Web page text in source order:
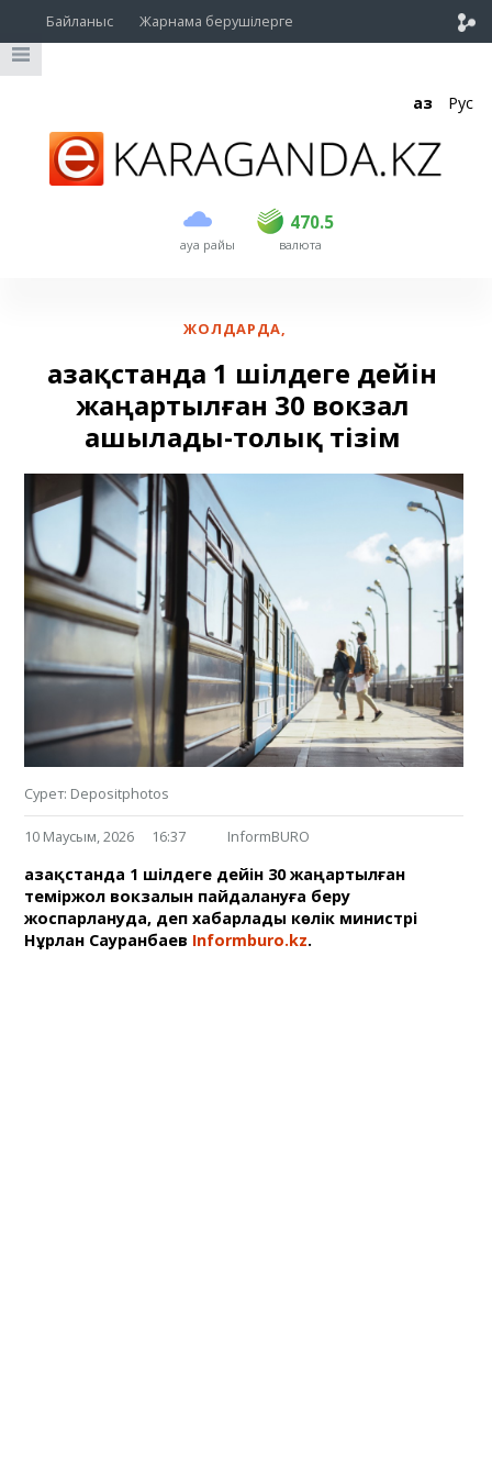
Байланыс Жарнама берушілерге
Қаз Рус
ауа райы
470.5
USD 468.5 470.5
EUR валюта
ЖОЛДАРДА,
Қазақстанда 1 шілдеге дейін
жаңартылған 30 вокзал
ашылады-толық тізім
Сурет: Depositphotos
10 Маусым, 2026 16:37 InformBURO
Қазақстанда 1 шілдеге дейін 30 жаңартылған
теміржол вокзалын пайдалануға беру
жоспарлануда, деп хабарлады көлік министрі
Нұрлан Сауранбаев Informburo.kz.